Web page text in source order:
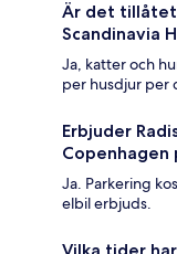
Är det tillåtet
Scandinavia
Ja, katter och
per husdjur per
Erbjuder
Copenhagen
Ja. Parkering
elbil erbjuds.